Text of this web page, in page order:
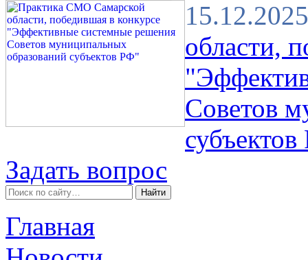
15.12.2025
области,
Советов
Задать вопрос
Главная